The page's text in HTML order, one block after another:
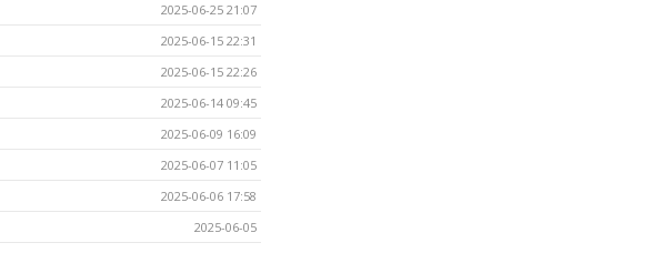
2025-06-25 21:07
2025-06-15 22:31
2025-06-15 22:26
2025-06-14 09:45
2025-06-09 16:09
2025-06-07 11:05
2025-06-06 17:58
2025-06-05